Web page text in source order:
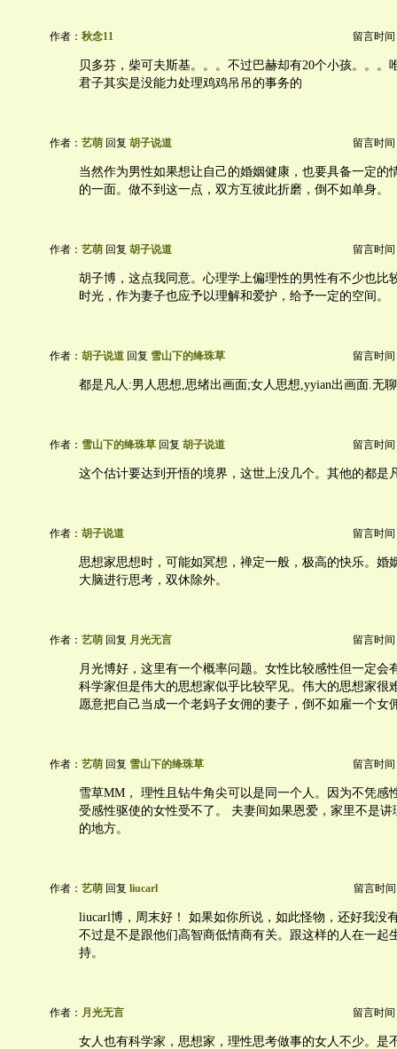
作者： 秋念11 留言时间
贝多芬，柴可夫斯基。。。不过巴赫却有20个小孩。。。
君子其实是没能力处理鸡鸡吊吊的事务的
作者： 艺萌 回复 胡子说道 留言时间
当然作为男性如果想让自己的婚姻健康，也要具备一定的
的一面。做不到这一点，双方互彼此折磨，倒不如单身。
作者： 艺萌 回复 胡子说道 留言时间
胡子博，这点我同意。心理学上偏理性的男性有不少也比
时光，作为妻子也应予以理解和爱护，给予一定的空间。
作者： 胡子说道 回复 雪山下的绛珠草 留言时间
都是凡人:男人思想,思绪出画面;女人思想,yyian出画面.无
作者： 雪山下的绛珠草 回复 胡子说道 留言时间
这个估计要达到开悟的境界，这世上没几个。其他的都是
作者： 胡子说道 留言时间
思想家思想时，可能如冥想，禅定一般，极高的快乐。婚
大脑进行思考，双休除外。
作者： 艺萌 回复 月光无言 留言时间
月光博好，这里有一个概率问题。女性比较感性但一定会
科学家但是伟大的思想家似乎比较罕见。伟大的思想家很
愿意把自己当成一个老妈子女佣的妻子，倒不如雇一个女
作者： 艺萌 回复 雪山下的绛珠草 留言时间
雪草MM， 理性且钻牛角尖可以是同一个人。因为不凭感
受感性驱使的女性受不了。 夫妻间如果恩爱，家里不是讲
的地方。
作者： 艺萌 回复 liucarl 留言时间
liucarl博，周末好！ 如果如你所说，如此怪物，还好我没
不过是不是跟他们高智商低情商有关。跟这样的人在一起
持。
作者： 月光无言 留言时间
女人也有科学家，思想家，理性思考做事的女人不少。是